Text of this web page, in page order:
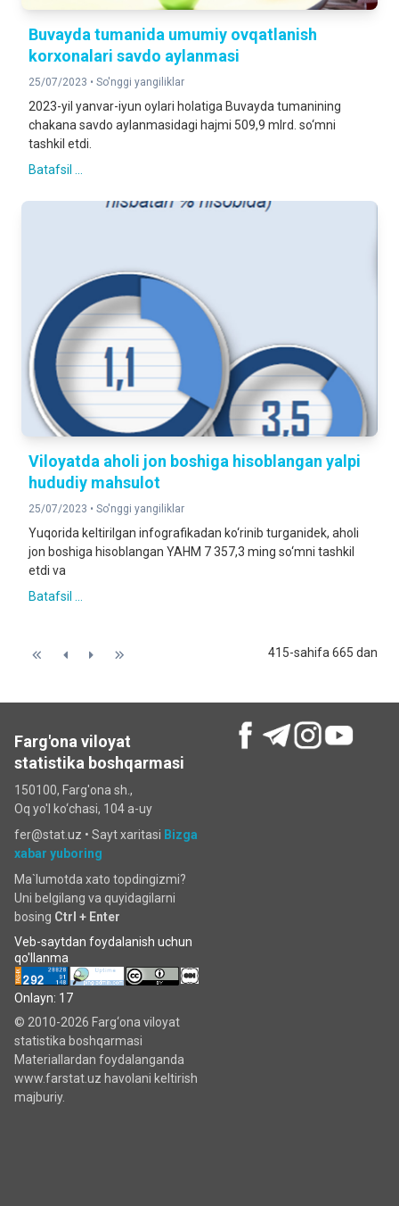
Buvayda tumanida umumiy ovqatlanish
korxonalari savdo aylanmasi
25/07/2023 • So'nggi yangiliklar
2023-yil yanvar-iyun oylari holatiga Buvayda tumanining
chakana savdo aylanmasidagi hajmi 509,9 mlrd. so‘mni
tashkil etdi.
Batafsil ...
Viloyatda aholi jon boshiga hisoblangan yalpi
hududiy mahsulot
25/07/2023 • So'nggi yangiliklar
Yuqorida keltirilgan infografikadan ko‘rinib turganidek, aholi
jon boshiga hisoblangan YAHM 7 357,3 ming so‘mni tashkil
etdi va
Batafsil ...
415-sahifa 665 dan
Farg'ona viloyat
statistika boshqarmasi
150100, Farg'ona sh.,
Oq yo'l ko‘chаsi, 104 a-uy
fer@stat.uz • Sayt xaritasi Bizga
xabar yuboring
Ma`lumotda xato topdingizmi?
Uni belgilang va quyidagilarni
bosing Ctrl + Enter
Veb-saytdan foydalanish uchun
qo'llanma
Onlayn: 17
© 2010-2026 Farg‘ona viloyat
statistika boshqarmasi
Materiallardan foydalanganda
www.farstat.uz havolani keltirish
majburiy.